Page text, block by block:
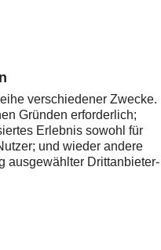
verschiedener Zwecke.
Gründen erforderlich;
Erlebnis sowohl für
und wieder andere
ausgewählter Drittanbieter-